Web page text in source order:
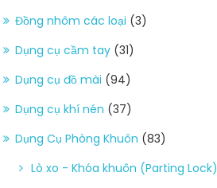
Đồng nhôm các loại (3)
Dụng cụ cầm tay (31)
Dụng cụ đồ mài (94)
Dụng cụ khí nén (37)
Dụng Cụ Phòng Khuôn (83)
Lò xo - Khóa khuôn (Parting Lock)